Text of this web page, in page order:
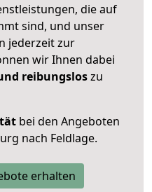
die auf
sind, und unser
jederzeit zur
wir Ihnen dabei
reibungsloszu
bei den Angeboten
nach Feldlage.
erhalten